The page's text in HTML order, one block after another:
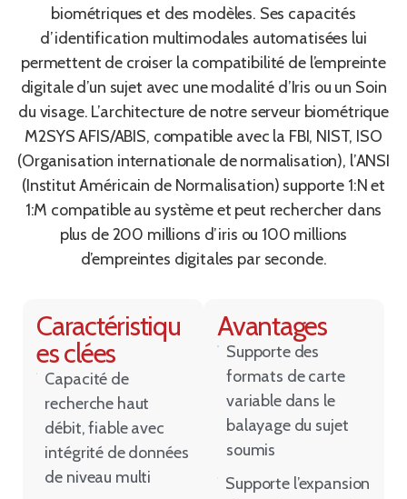
biométriques et des modèles. Ses capacités
d’identification multimodales automatisées lui
permettent de croiser la compatibilité de l’empreinte
digitale d’un sujet avec une modalité d’Iris ou un Soin
du visage. L’architecture de notre serveur biométrique
M2SYS AFIS/ABIS, compatible avec la FBI, NIST, ISO
(Organisation internationale de normalisation), l’ANSI
(Institut Américain de Normalisation) supporte 1:N et
1:M compatible au système et peut rechercher dans
plus de 200 millions d’iris ou 100 millions
d’empreintes digitales par seconde.
Caractéristiqu
es clées
Capacité de
recherche haut
débit, fiable avec
intégrité de données
de niveau multi
Avantages
Supporte des
formats de carte
variable dans le
balayage du sujet
soumis
Supporte l’expansion